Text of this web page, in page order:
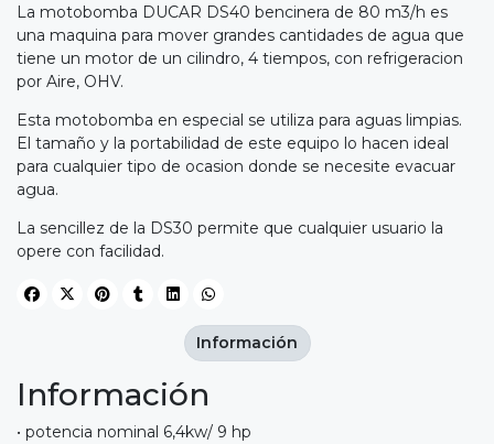
La motobomba DUCAR DS40 bencinera de 80 m3/h es
una maquina para mover grandes cantidades de agua que
tiene un motor de un cilindro, 4 tiempos, con refrigeracion
por Aire, OHV.
Esta motobomba en especial se utiliza para aguas limpias.
El tamaño y la portabilidad de este equipo lo hacen ideal
para cualquier tipo de ocasion donde se necesite evacuar
agua.
La sencillez de la DS30 permite que cualquier usuario la
opere con facilidad.
Información
• potencia nominal 6,4kw/ 9 hp
Información